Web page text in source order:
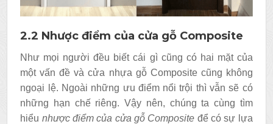
2.2 Nhược điểm của cửa gỗ Composite
Như mọi người đều biết cái gì cũng có hai mặt của
một vấn đề và cửa nhựa gỗ Composite cũng không
ngoại lệ. Ngoài những ưu điểm nổi trội thì vẫn sẽ có
những hạn chế riêng. Vậy nên, chúng ta cùng tìm
hiểu nhược điểm của cửa gỗ Composite để có sự lựa